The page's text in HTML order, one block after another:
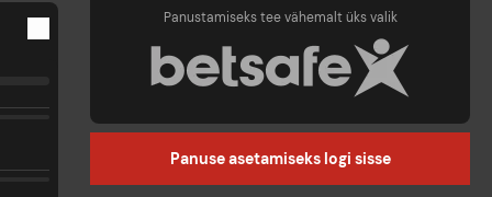
Panustamiseks tee vähemalt üks valik
Panuse asetamiseks logi sisse